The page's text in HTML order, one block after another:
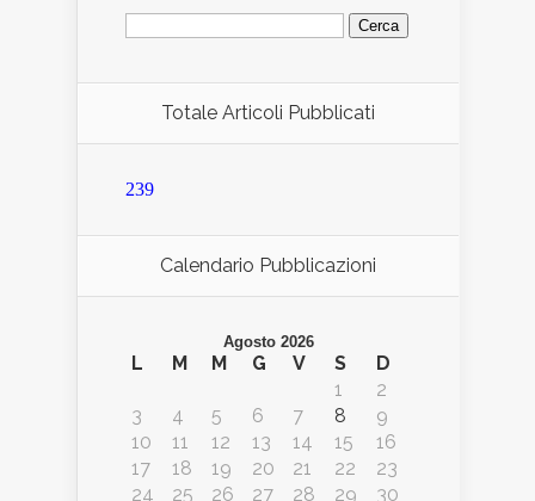
Ricerca
per:
Totale Articoli Pubblicati
239
Calendario Pubblicazioni
Agosto 2026
L M M G V S
D
1
2
3
4 5 6 7 8
9
10
11 12 13 14 15
16
17
18 19 20 21 22
23
24
25 26 27 28 29
30